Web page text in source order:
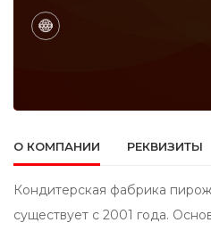
О КОМПАНИИ РЕКВИЗИТЫ
Кондитерская фабрика
существует с 2001 года.